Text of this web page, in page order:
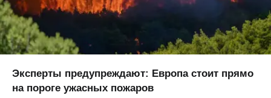
Эксперты предупреждают: Европа стоит прямо
на пороге ужасных пожаров